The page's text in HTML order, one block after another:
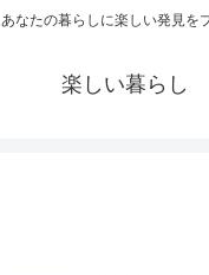
あなたの暮らしに楽しい発見を
楽しい暮らし